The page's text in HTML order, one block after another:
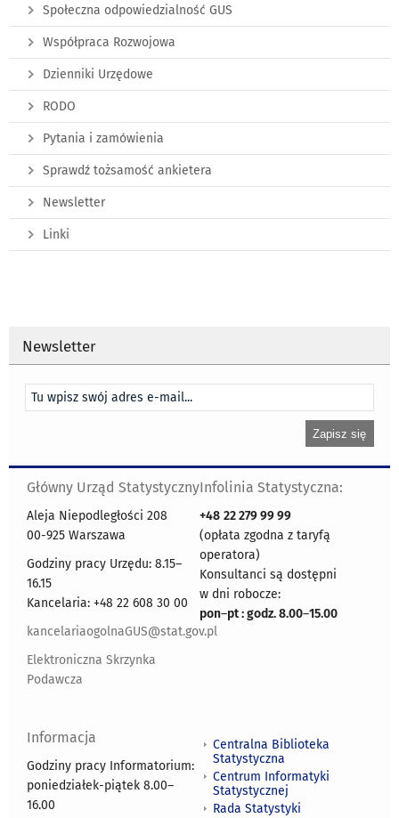
Społeczna odpowiedzialność GUS
Współpraca Rozwojowa
Dzienniki Urzędowe
RODO
Pytania i zamówienia
Sprawdź tożsamość ankietera
Newsletter
Linki
Newsletter
Główny Urząd Statystyczny
Aleja Niepodległości 208
00-925 Warszawa
Godziny pracy Urzędu: 8.15–
16.15
Kancelaria: +48 22 608 30 00
kancelariaogolnaGUS@stat.gov.pl
Elektroniczna Skrzynka
Podawcza
Infolinia Statystyczna:
+48 22 279 99 99
(opłata zgodna z taryfą
operatora)
Konsultanci są dostępni
w dni robocze:
pon–pt : godz. 8.00–15.00
Informacja
Godziny pracy Informatorium:
poniedziałek-piątek 8.00–
16.00
Centralna Biblioteka
Statystyczna
Centrum Informatyki
Statystycznej
Rada Statystyki